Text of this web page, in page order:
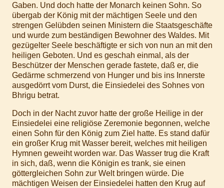
Gaben. Und doch hatte der Monarch keinen Sohn. So
übergab der König mit der mächtigen Seele und den
strengen Gelübden seinen Ministern die Staatsgeschäfte
und wurde zum beständigen Bewohner des Waldes. Mit
gezügelter Seele beschäftigte er sich von nun an mit den
heiligen Geboten. Und es geschah einmal, als der
Beschützer der Menschen gerade fastete, daß er, die
Gedärme schmerzend von Hunger und bis ins Innerste
ausgedörrt vom Durst, die Einsiedelei des Sohnes von
Bhrigu betrat.
Doch in der Nacht zuvor hatte der große Heilige in der
Einsiedelei eine religiöse Zeremonie begonnen, welche
einen Sohn für den König zum Ziel hatte. Es stand dafür
ein großer Krug mit Wasser bereit, welches mit heiligen
Hymnen geweiht worden war. Das Wasser trug die Kraft
in sich, daß, wenn die Königin es trank, sie einen
göttergleichen Sohn zur Welt bringen würde. Die
mächtigen Weisen der Einsiedelei hatten den Krug auf